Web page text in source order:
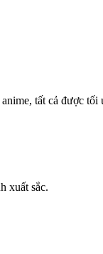
tất cả được tối
xuất sắc.